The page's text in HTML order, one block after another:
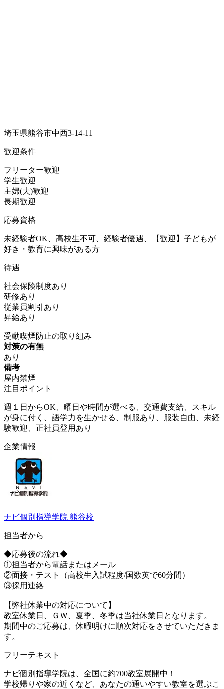
埼玉県熊谷市中西3-14-11
歓迎条件
フリーター歓迎
学生歓迎
主婦(夫)歓迎
長期歓迎
応募資格
未経験者OK、高校生不可、経験者優遇、【歓迎】子どもが
好き・教育に興味がある方
待遇
社会保険制度あり
研修あり
従業員割引あり
昇給あり
受動喫煙防止の取り組み
対策の有無
あり
備考
屋内禁煙
注目ポイント
週１日からOK、曜日や時間が選べる、交通費支給、スキル
が身に付く、語学力を生かせる、制服あり、服装自由、未経
験歓迎、正社員登用あり
企業情報
ナビ個別指導学院 熊谷校
担当者から
◆応募後の流れ◆
①担当者から電話またはメール
②面接・テスト（高校生入試程度/国数英で60分間）
③採用連絡
【弊社休業中の対応について】
教室休業日、ＧＷ、夏季、冬季は当社休業日となります。
期間中のご応募は、休暇明けに順次対応をさせていただきま
す。
フリーテキスト
ナビ個別指導学院は、全国に約700教室展開中！
学校帰りや家の近くなど、あなたの通いやすい教室を選ぶこ